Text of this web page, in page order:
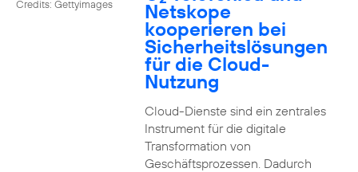
Credits: Gettyimages Netskope
kooperieren bei
Sicherheitslösungen
für die Cloud-
Nutzung
Cloud-Dienste sind ein zentrales
Instrument für die digitale
Transformation von
Geschäftsprozessen. Dadurch